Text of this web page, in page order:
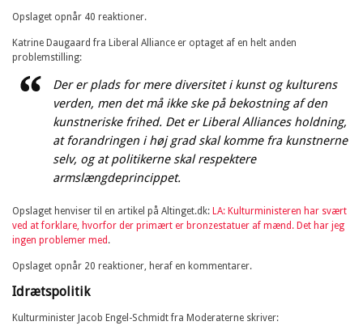
Opslaget opnår 40 reaktioner.
Katrine Daugaard fra Liberal Alliance er optaget af en helt anden
problemstilling:
Der er plads for mere diversitet i kunst og kulturens
verden, men det må ikke ske på bekostning af den
kunstneriske frihed. Det er Liberal Alliances holdning,
at forandringen i høj grad skal komme fra kunstnerne
selv, og at politikerne skal respektere
armslængdeprincippet.
Opslaget henviser til en artikel på Altinget.dk: LA: Kulturministeren har svært
ved at forklare, hvorfor der primært er bronzestatuer af mænd. Det har jeg
ingen problemer med .
Opslaget opnår 20 reaktioner, heraf en kommentarer.
Idrætspolitik
Kulturminister Jacob Engel-Schmidt fra Moderaterne skriver: